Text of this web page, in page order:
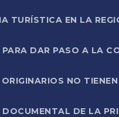
TURÍSTICA EN LA
DAR PASO A LA
NO
DE LA